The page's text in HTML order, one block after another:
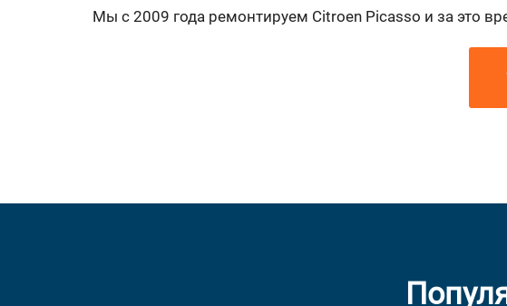
Мы с 2009 года ремонтируем Citroen Picasso и за это